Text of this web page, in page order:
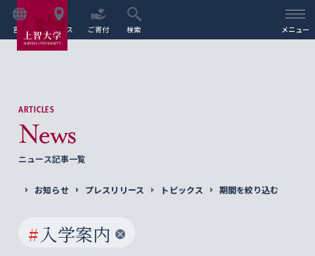
言語 アクセス ご寄付 検索 メニュー
ARTICLES
News
ニュース記事一覧
お知らせ プレスリリース トピックス 期間を絞り込む
#入学案内